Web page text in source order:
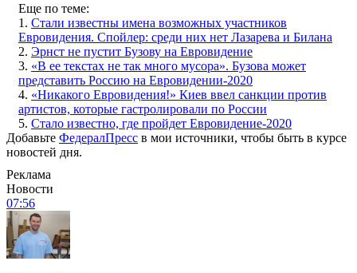
Еще по теме:
1. Стали известны имена возможных участников
Евровидения. Спойлер: среди них нет Лазарева и Билана
2. Эрнст не пустит Бузову на Евровидение
3. «В ее текстах не так много мусора». Бузова может
представить Россию на Евровидении-2020
4. «Никакого Евровидения!» Киев ввел санкции против
артистов, которые гастролировали по России
5. Стало известно, где пройдет Евровидение-2020
Добавьте ФедералПресс в мои источники, чтобы быть в курсе
новостей дня.
Реклама
Новости
07:56